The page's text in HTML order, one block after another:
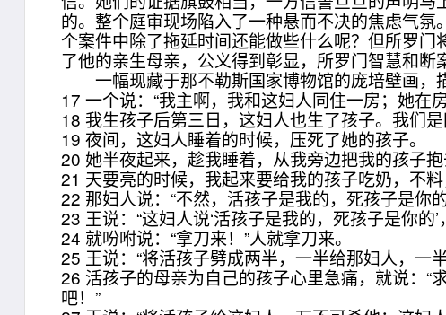
的。整个庭审现场陷入了一种悬而不决的焦虑气
个案件中除了拖延时间还能做些什么呢？但所罗
了他的亲生母亲，公义得到彰显，所罗门智慧和断
一幅现藏于那不勒斯国家博物馆的庞培壁画，
17 一个说：“我主啊，我和这妇人同住一房；她在
18 我生孩子后第三日，这妇人也生了孩子。我们
19 夜间，这妇人睡着的时候，压死了她的孩子。
20 她半夜起来，趁我睡着，从我旁边把我的孩子
21 天要亮的时候，我起来要给我的孩子吃奶，不
22 那妇人说：“不然，活孩子是我的，死孩子是你
23 王说：“这妇人说‘活孩子是我的，死孩子是你的
24 就吩咐说：“拿刀来！”人就拿刀来。
25 王说：“将活孩子劈成两半，一半给那妇人，一
26 活孩子的母亲为自己的孩子心里急痛，就说：“
吧！”